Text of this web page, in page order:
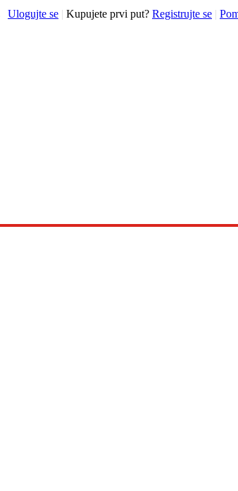
Ulogujte se | Kupujete prvi put? Registrujte se |